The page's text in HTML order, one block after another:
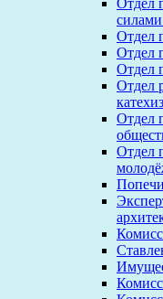
Отдел
Отдел
Отдел
Отдел
Отдел
Отдел
Отдел